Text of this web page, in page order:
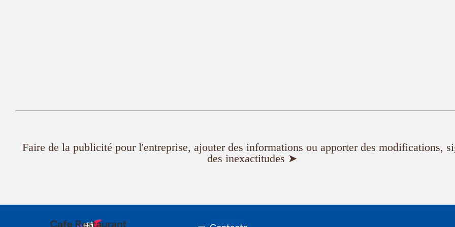
Faire de la publicité pour l'entreprise, ajouter des informations ou apporter des modifications,
des inexactitudes ➤